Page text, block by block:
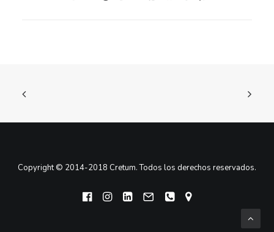
Copyright © 2014-2018 Cretum. Todos los derechos reservados.